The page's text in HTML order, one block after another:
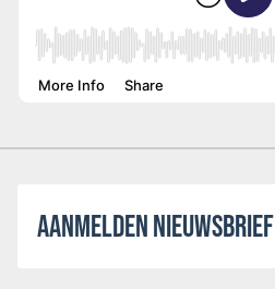
AANMELDEN NIEUWSBRIEF